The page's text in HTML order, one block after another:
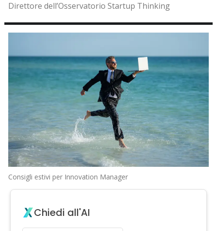
Direttore dell’Osservatorio Startup Thinking
Consigli estivi per Innovation Manager
Chiedi all'AI